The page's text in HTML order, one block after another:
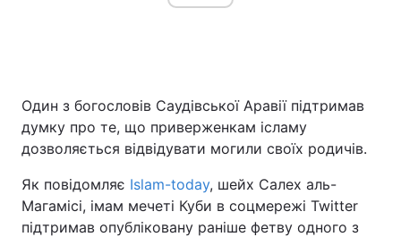
Україна Політика
Один з богословів Саудівської Аравії підтримав
думку про те, що приверженкам ісламу
дозволяється відвідувати могили своїх родичів.
Як повідомляє Islam-today, шейх Салех аль-
Магамісі, імам мечеті Куби в соцмережі Twitter
підтримав опубліковану раніше фетву одного з